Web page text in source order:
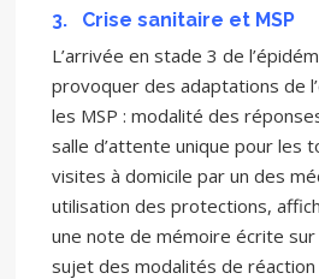
3. Crise sanitaire et MSP
L’arrivée en stade 3 de
provoquer des adaptations de
les MSP : modalité des
salle d’attente unique pour les
visites à domicile par un des
utilisation des protections,
une note de mémoire écrite
sujet des modalités de